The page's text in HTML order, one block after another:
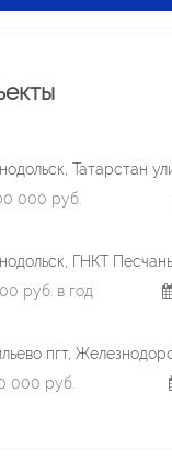
Татарстан
000 руб.
ГНКТ
руб. в год
пгт,
000 руб.